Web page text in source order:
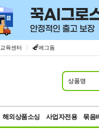
교육센터 | 에그돔
상품명
해외상품소싱 사업자전용 묶음